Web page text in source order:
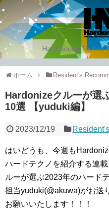
Hard Sound Techno
ホーム Resident's
Hardonizeクルーが選
10選 【yuduki編】
2023/12/19
はいどうも、今週も
ハードテクノを紹介する連
ルーが選ぶ2023年のハード
担当yuduki(@akuwa)がお送
お願いいたします！！！